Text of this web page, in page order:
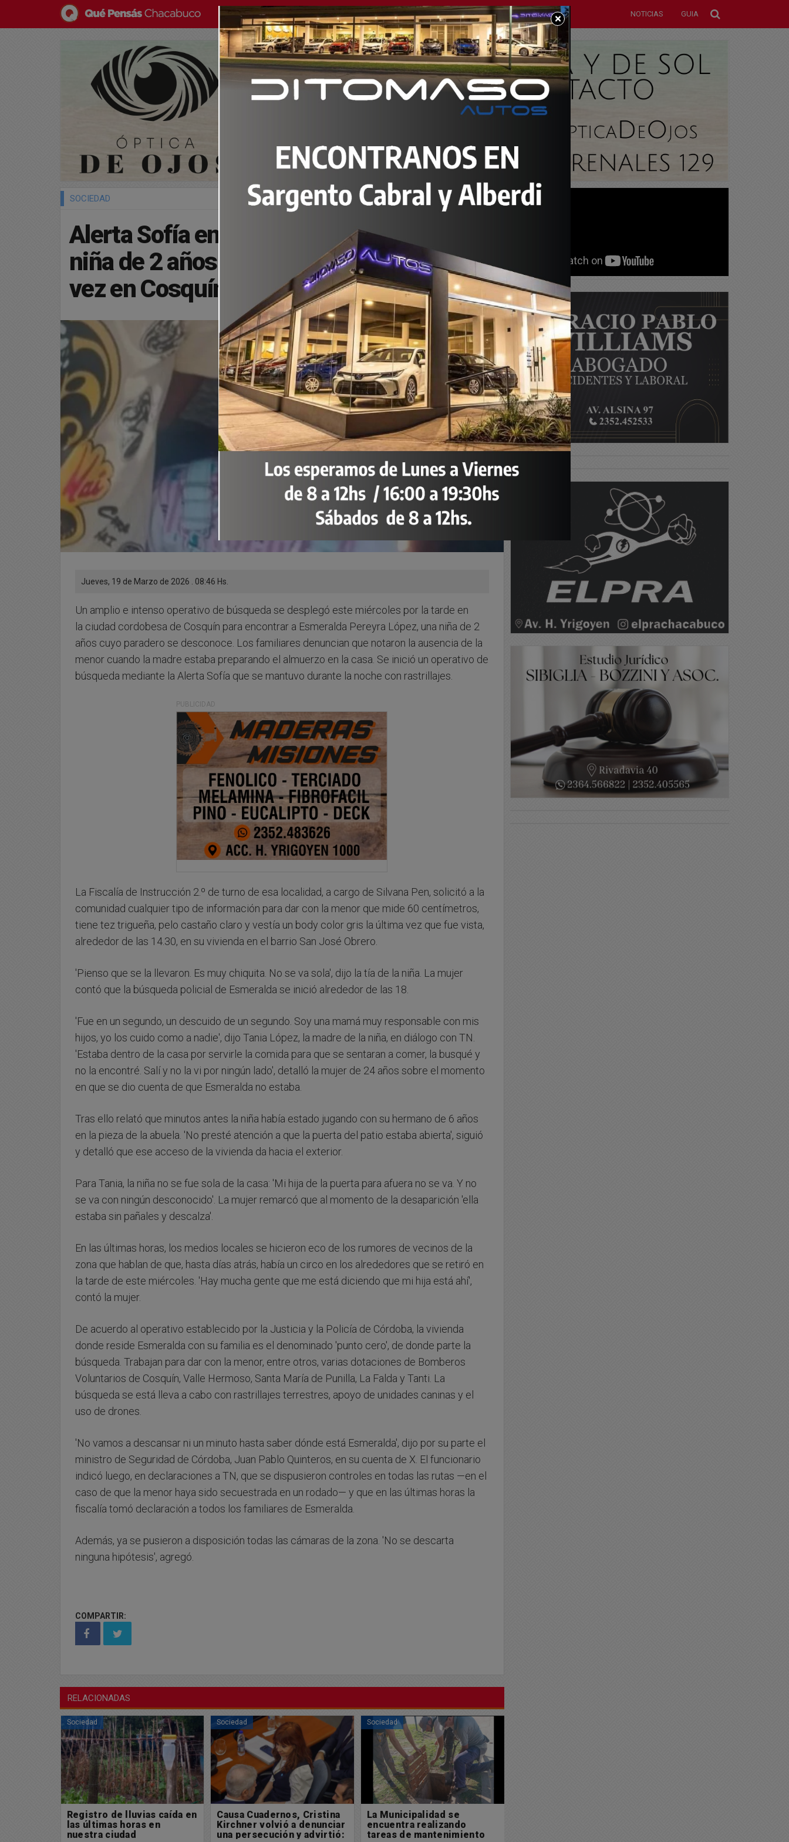
× NOTICIAS GUIA
SOCIEDAD
Alerta Sofía en Córdoba: buscan a una
niña de 2 años que fue vista por última
vez en Cosquín
Jueves, 19 de Marzo de 2026 . 08:46 Hs.
Un amplio e intenso operativo de búsqueda se desplegó este miércoles por la tarde en
la ciudad cordobesa de Cosquín para encontrar a Esmeralda Pereyra López, una niña de 2
años cuyo paradero se desconoce. Los familiares denuncian que notaron la ausencia de la
menor cuando la madre estaba preparando el almuerzo en la casa. Se inició un operativo de
búsqueda mediante la Alerta Sofía que se mantuvo durante la noche con rastrillajes.
PUBLICIDAD
La Fiscalía de Instrucción 2.º de turno de esa localidad, a cargo de Silvana Pen, solicitó a la
comunidad cualquier tipo de información para dar con la menor que mide 60 centímetros,
tiene tez trigueña, pelo castaño claro y vestía un body color gris la última vez que fue vista,
alrededor de las 14.30, en su vivienda en el barrio San José Obrero.
'Pienso que se la llevaron. Es muy chiquita. No se va sola', dijo la tía de la niña. La mujer
contó que la búsqueda policial de Esmeralda se inició alrededor de las 18.
'Fue en un segundo, un descuido de un segundo. Soy una mamá muy responsable con mis
hijos, yo los cuido como a nadie', dijo Tania López, la madre de la niña, en diálogo con TN.
'Estaba dentro de la casa por servirle la comida para que se sentaran a comer, la busqué y
no la encontré. Salí y no la vi por ningún lado', detalló la mujer de 24 años sobre el momento
en que se dio cuenta de que Esmeralda no estaba.
Tras ello relató que minutos antes la niña había estado jugando con su hermano de 6 años
en la pieza de la abuela. 'No presté atención a que la puerta del patio estaba abierta', siguió
y detalló que ese acceso de la vivienda da hacia el exterior.
Para Tania, la niña no se fue sola de la casa: 'Mi hija de la puerta para afuera no se va. Y no
se va con ningún desconocido'. La mujer remarcó que al momento de la desaparición 'ella
estaba sin pañales y descalza'.
En las últimas horas, los medios locales se hicieron eco de los rumores de vecinos de la
zona que hablan de que, hasta días atrás, había un circo en los alrededores que se retiró en
la tarde de este miércoles. 'Hay mucha gente que me está diciendo que mi hija está ahí',
contó la mujer.
De acuerdo al operativo establecido por la Justicia y la Policía de Córdoba, la vivienda
donde reside Esmeralda con su familia es el denominado 'punto cero', de donde parte la
búsqueda. Trabajan para dar con la menor, entre otros, varias dotaciones de Bomberos
Voluntarios de Cosquín, Valle Hermoso, Santa María de Punilla, La Falda y Tanti. La
búsqueda se está lleva a cabo con rastrillajes terrestres, apoyo de unidades caninas y el
uso de drones.
'No vamos a descansar ni un minuto hasta saber dónde está Esmeralda', dijo por su parte el
ministro de Seguridad de Córdoba, Juan Pablo Quinteros, en su cuenta de X. El funcionario
indicó luego, en declaraciones a TN, que se dispusieron controles en todas las rutas —en el
caso de que la menor haya sido secuestrada en un rodado— y que en las últimas horas la
fiscalía tomó declaración a todos los familiares de Esmeralda.
Además, ya se pusieron a disposición todas las cámaras de la zona. 'No se descarta
ninguna hipótesis', agregó.
COMPARTIR:
RELACIONADAS
Sociedad
Registro de lluvias caída en
las últimas horas en
nuestra ciudad
Sociedad
Causa Cuadernos, Cristina
Kirchner volvió a denunciar
una persecución y advirtió:
Sociedad
La Municipalidad se
encuentra realizando
tareas de mantenimiento